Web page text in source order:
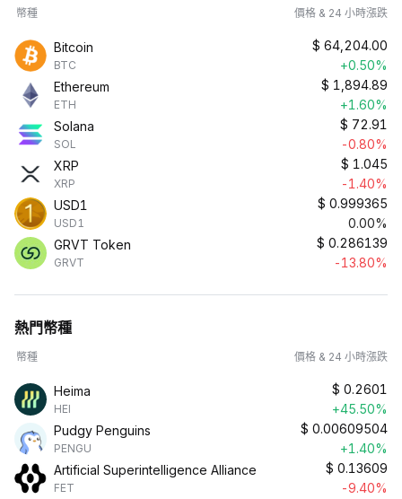
幣種 價格 & 24 小時漲跌
Bitcoin
BTC
$ 64,204.00
+0.50%
Ethereum
ETH
$ 1,894.89
+1.60%
Solana
SOL
$ 72.91
-0.80%
XRP
XRP
$ 1.045
-1.40%
USD1
USD1
$ 0.999365
0.00%
GRVT Token
GRVT
$ 0.286139
-13.80%
熱門幣種
幣種 價格 & 24 小時漲跌
Heima
HEI
$ 0.2601
+45.50%
Pudgy Penguins
PENGU
$ 0.00609504
+1.40%
Artificial Superintelligence Alliance
FET
$ 0.13609
-9.40%